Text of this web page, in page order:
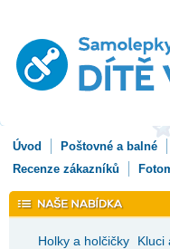
Úvod Poštovné a balné
Recenze zákazníků
Holky a holčičky Kluci